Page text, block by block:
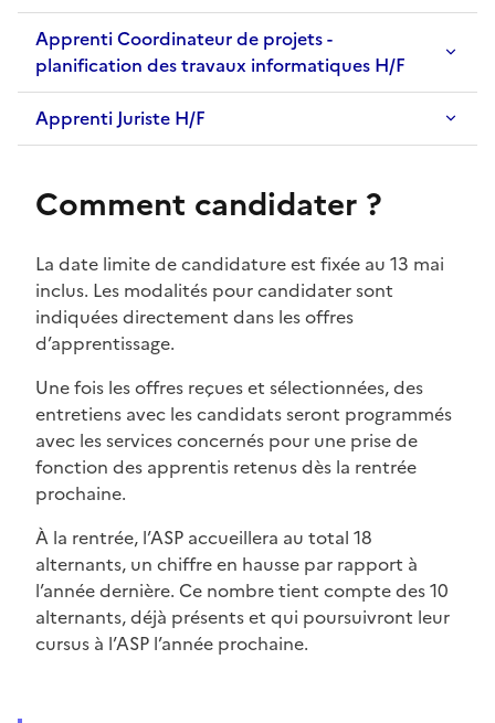
Apprenti Coordinateur de projets -
planification des travaux informatiques H/F
Apprenti Juriste H/F
Comment candidater ?
La date limite de candidature est fixée au 13 mai
inclus. Les modalités pour candidater sont
indiquées directement dans les offres
d’apprentissage.
Une fois les offres reçues et sélectionnées, des
entretiens avec les candidats seront programmés
avec les services concernés pour une prise de
fonction des apprentis retenus dès la rentrée
prochaine.
À la rentrée, l’ASP accueillera au total 18
alternants, un chiffre en hausse par rapport à
l’année dernière. Ce nombre tient compte des 10
alternants, déjà présents et qui poursuivront leur
cursus à l’ASP l’année prochaine.